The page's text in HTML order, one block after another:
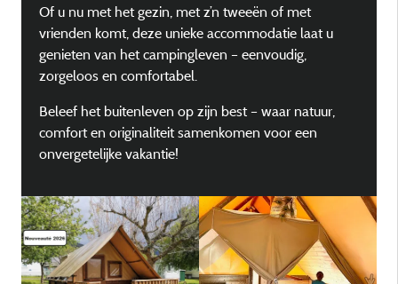
Of u nu met het gezin, met z’n tweeën of met
vrienden komt, deze unieke accommodatie laat u
genieten van het campingleven – eenvoudig,
zorgeloos en comfortabel.
Beleef het buitenleven op zijn best – waar natuur,
comfort en originaliteit samenkomen voor een
onvergetelijke vakantie!